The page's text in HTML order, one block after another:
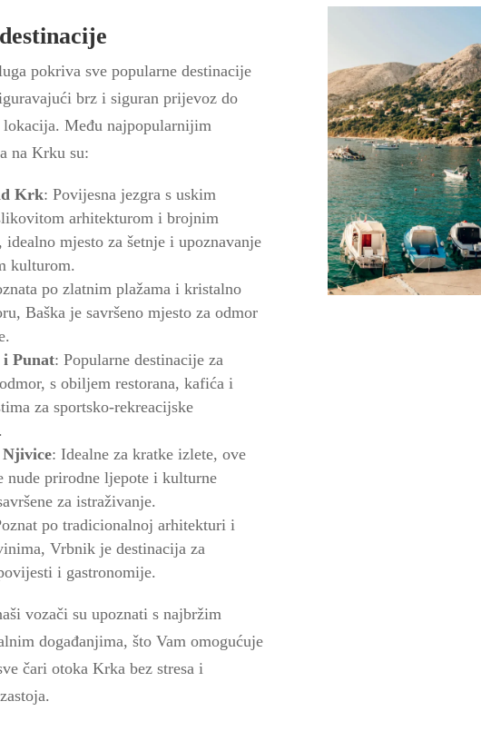
pokriva sve popularne destinacije
brz i siguran prijevoz do
Među najpopularnijim
na Krku su:
Krk: Povijesna jezgra s uskim
arhitekturom i brojnim
idealno mjesto za šetnje i upoznavanje
kulturom.
po zlatnim plažama i kristalno
Baška je savršeno mjesto za odmor
Punat: Popularne destinacije za
s obiljem restorana, kafića i
za sportsko-rekreacijske
: Idealne za kratke izlete, ove
nude prirodne ljepote i kulturne
za istraživanje.
po tradicionalnoj arhitekturi i
Vrbnik je destinacija za
i gastronomije.
vozači su upoznati s najbržim
događanjima, što Vam omogućuje
čari otoka Krka bez stresa i